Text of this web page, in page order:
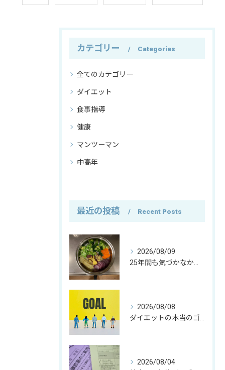
カテゴリー Categories
全てのカテゴリー
ダイエット
食事指導
健康
マンツーマン
中高年
最近の投稿 Recent Posts
2026/08/09
2026/08/08
2026/08/04